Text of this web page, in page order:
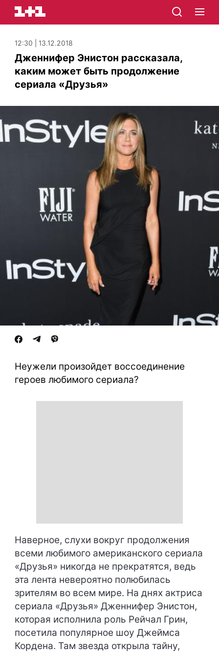
12:30 | 13.12.2018
Дженнифер Энистон рассказала,
каким может быть продолжение
сериала «Друзья»
Неужели произойдет воссоединение
героев любимого сериала?
Наверное, слухи вокруг продолжения
всеми любимого американского сериала
«Друзья» никогда не прекратятся, ведь
эта лента невероятно полюбилась
зрителям во всем мире. На днях актриса
сериала «Друзья» Дженнифер Энистон,
которая исполнила роль Рейчал Грин,
посетила популярное шоу Джеймса
Кордена. Там звезда открыла тайну,